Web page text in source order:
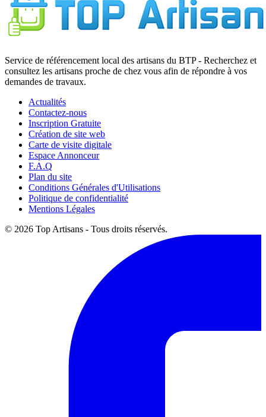
Service de référencement local des artisans du BTP - Recherchez et
consultez les artisans proche de chez vous afin de répondre à vos
demandes de travaux.
Actualités
Contactez-nous
Inscription Gratuite
Création de site web
Carte de visite digitale
Espace Annonceur
F.A.Q
Plan du site
Conditions Générales d'Utilisations
Politique de confidentialité
Mentions Légales
© 2026 Top Artisans - Tous droits réservés.